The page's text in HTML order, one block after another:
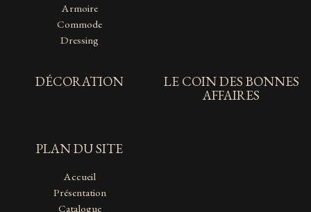
Armoire
Commode
Dressing
DÉCORATION
LE COIN DES BONNES
AFFAIRES
PLAN DU SITE
Accueil
Présentation
Catalogue